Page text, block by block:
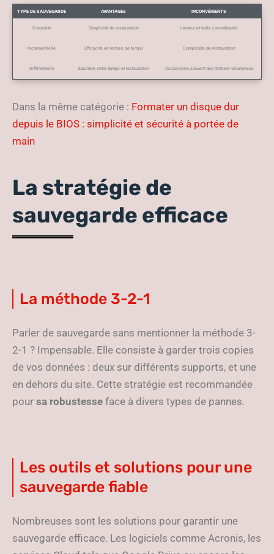
TYPE DE SAUVEGARDE AVANTAGES INCONVÉNIENTS
Complète Simplicité de restauration Lenteur et taille considérable
Incrémentielle Efficacité en termes de temps Complexité de restauration
Différentielle Équilibre entre temps et restauration Occasionne souvent des fichiers volumineux
Dans la même catégorie : Formater un disque dur
depuis le BIOS : simplicité et sécurité à portée de
main
La stratégie de
sauvegarde efficace
La méthode 3-2-1
Parler de sauvegarde sans mentionner la méthode 3-
2-1 ? Impensable. Elle consiste à garder trois copies
de vos données : deux sur différents supports, et une
en dehors du site. Cette stratégie est recommandée
pour sa robustesse face à divers types de pannes.
Les outils et solutions pour une
sauvegarde fiable
Nombreuses sont les solutions pour garantir une
sauvegarde efficace. Les logiciels comme Acronis, les